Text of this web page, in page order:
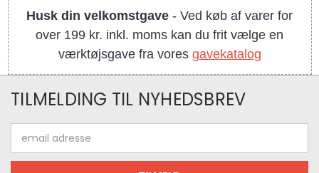
Husk din velkomstgave - Ved køb af varer for
over 199 kr. inkl. moms kan du frit vælge en
værktøjsgave fra vores gavekatalog
TILMELDING TIL NYHEDSBREV
adresse